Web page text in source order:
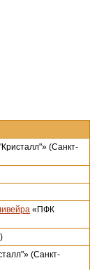
(Санкт-
«ПФК
(Санкт-